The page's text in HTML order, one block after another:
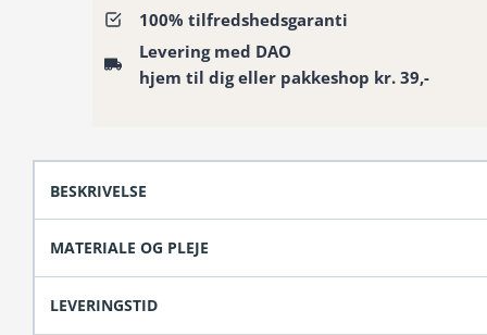
blomster
antal
100% tilfredshedsgaranti
Levering med DAO
hjem til dig eller pakkeshop kr. 39,-
BESKRIVELSE
MATERIALE OG PLEJE
LEVERINGSTID